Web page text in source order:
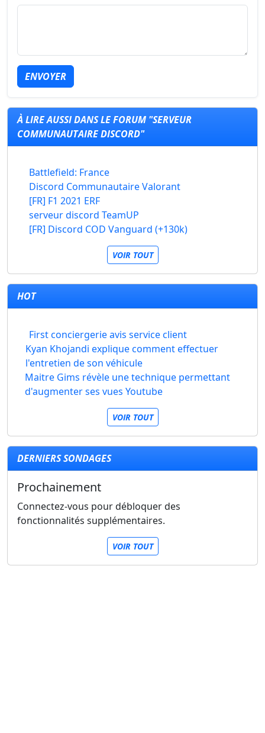
ENVOYER
À LIRE AUSSI DANS LE FORUM "SERVEUR
COMMUNAUTAIRE DISCORD"
Battlefield: France
Discord Communautaire Valorant
[FR] F1 2021 ERF
serveur discord TeamUP
[FR] Discord COD Vanguard (+130k)
VOIR TOUT
HOT
First conciergerie avis service client
Kyan Khojandi explique comment effectuer
l'entretien de son véhicule
Maitre Gims révèle une technique permettant
d'augmenter ses vues Youtube
VOIR TOUT
DERNIERS SONDAGES
Prochainement
Connectez-vous pour débloquer des
fonctionnalités supplémentaires.
VOIR TOUT